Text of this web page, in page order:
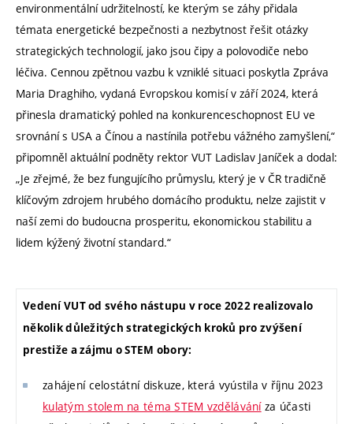
environmentální udržitelností, ke kterým se záhy přidala
témata energetické bezpečnosti a nezbytnost řešit otázky
strategických technologií, jako jsou čipy a polovodiče nebo
léčiva. Cennou zpětnou vazbu k vzniklé situaci poskytla Zpráva
Maria Draghiho, vydaná Evropskou komisí v září 2024, která
přinesla dramatický pohled na konkurenceschopnost EU ve
srovnání s USA a Čínou a nastínila potřebu vážného zamyšlení,“
připomněl aktuální podněty rektor VUT Ladislav Janíček a dodal:
„Je zřejmé, že bez fungujícího průmyslu, který je v ČR tradičně
klíčovým zdrojem hrubého domácího produktu, nelze zajistit v
naší zemi do budoucna prosperitu, ekonomickou stabilitu a
lidem kýžený životní standard.“
Vedení VUT od svého nástupu v roce 2022 realizovalo
několik důležitých strategických kroků pro zvýšení
prestiže a zájmu o STEM obory:
zahájení celostátní diskuze, která vyústila v říjnu 2023
kulatým stolem na téma STEM vzděláváníza účasti